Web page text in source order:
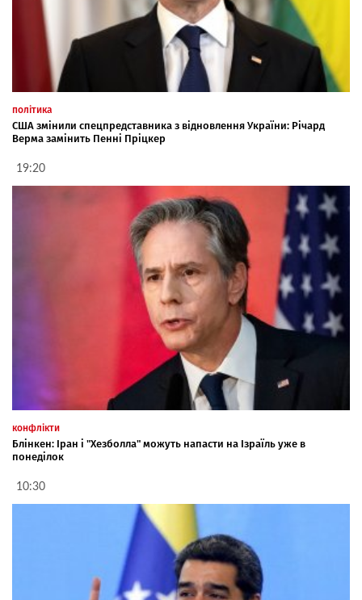
політика
США змінили спецпредставника з відновлення України: Річард
Верма замінить Пенні Пріцкер
19:20
конфлікти
Блінкен: Іран і "Хезболла" можуть напасти на Ізраїль уже в
понеділок
10:30